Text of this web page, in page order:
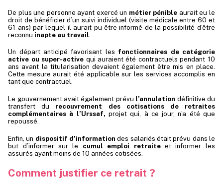
De plus une personne ayant exercé un métier pénible aurait eu le
droit de bénéficier d’un suivi individuel (visite médicale entre 60 et
61 ans) par lequel il aurait pu être informé de la possibilité d’être
reconnu inapte au travail
Un départ anticipé favorisant les fonctionnaires de catégorie
active ou super-active qui auraient été contractuels pendant 10
ans avant la titularisation devaient également être mis en place.
Cette mesure aurait été applicable sur les services accomplis en
tant que contractuel.
Le gouvernement avait également prévu l’annulation définitive du
transfert du recouvrement des cotisations de retraites
complémentaires à l’Urssaf, projet qui, à ce jour, n’a été que
repoussé.
Enfin, un dispositif d’information des salariés était prévu dans le
but d’informer sur le cumul emploi retraiteet informer les
assurés ayant moins de 10 années cotisées.
Comment justifier ce retrait ?